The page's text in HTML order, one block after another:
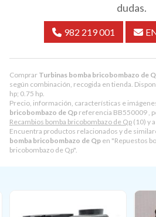
Comprar Turbinas bomba bricobombazo de
según combinación, recogida en tienda.
hp; 0.75 hp.
Precio, información, características e
bricobombazo de Qp referencia BB550009 ,
Recambios bomba bricobombazo de Qp (10) y
Encuentra productos relacionados y de
bomba bricobombazo de Qp en "Repuestos
bricobombazo de Qp".
dudas.
982 219 001